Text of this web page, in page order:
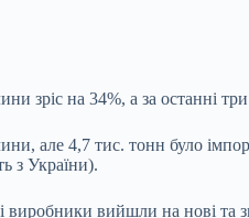
зріс на 34%, а за останні
але 4,7 тис. тонн було
з України).
виробники вийшли на нові та